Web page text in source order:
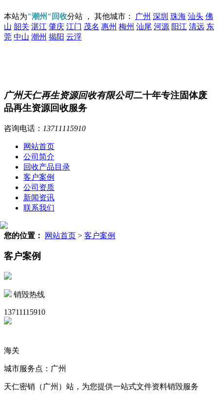
本站为"潮州"回收分站 ， 其他城市： 广州 深圳 珠海 汕头 佛
山 韶关 湛江 肇庆 江门 茂名 惠州 梅州 汕尾 河源 阳江 清远 东
莞 中山 潮州 揭阳 云浮
广州天仁再生资源回收有限公司二十年专注固体废
品再生资源回收服务
咨询电话： 13711115910
网站首页
公司简介
回收产品目录
客户案例
公司资质
新闻资讯
联系我们
您的位置： 网站首页 > 客户案例
客户案例
销毁热线
13711115910
海关
城市服务点：广州
天仁密销（广州）站，为您提供一站式文件资料销毁服务